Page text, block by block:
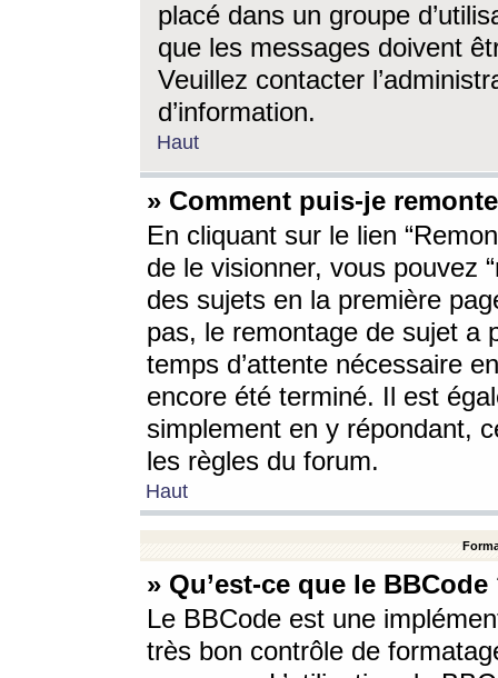
placé dans un groupe
que les messages doivent
Veuillez contacter
d’information.
Haut
» Comment puis-je
En cliquant sur le lien
de le visionner, vous pouvez
des sujets en la première
pas, le remontage de sujet a
temps d’attente nécessaire
encore été terminé. Il est
simplement en y répondant,
les règles du forum.
Haut
» Qu’est-ce que le BBCode
Le BBCode est une
très bon contrôle de